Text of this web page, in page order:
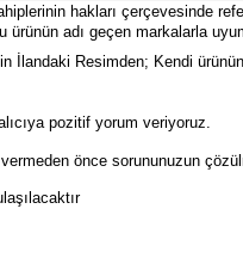
hakları çerçevesinde
ürünün adı geçen markalarla
İlandaki Resimden; Kendi
pozitif yorum veriyoruz.
önce sorununuzun